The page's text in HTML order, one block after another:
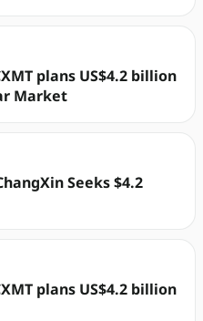
plans US$4.2 billion
Market
Seeks $4.2
plans US$4.2 billion